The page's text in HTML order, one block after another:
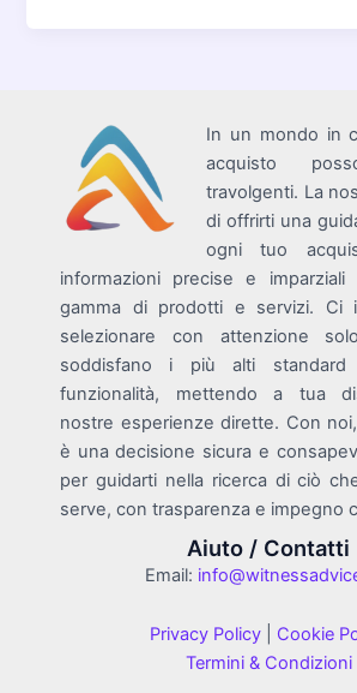
In un mondo in
acquisto
travolgenti. La
di offrirti una
ogni tuo
informazioni precise e
gamma di prodotti e servizi. Ci
selezionare con attenzione
soddisfano i più alti
funzionalità, mettendo a tua
nostre esperienze dirette. Con
è una decisione sicura e
per guidarti nella ricerca di ciò
serve, con trasparenza e impegno
Aiuto / Contatti
Email:
Privacy Policy
Cookie
Termini & Condizioni